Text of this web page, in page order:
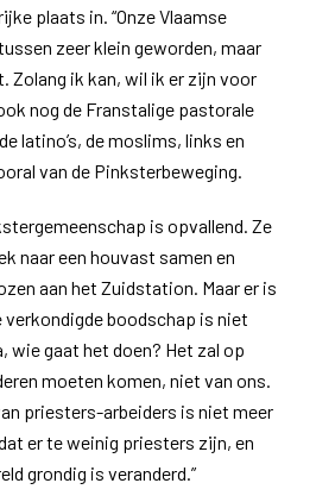
plaats in. “Onze Vlaamse
zeer klein geworden, maar
Zolang ik kan, wil ik er zijn voor
nog de Franstalige pastorale
latino’s, de moslims, links en
van de Pinksterbeweging.
is opvallend. Ze
naar een houvast samen en
aan het Zuidstation. Maar er is
verkondigde boodschap is niet
wie gaat het doen? Het zal op
moeten komen, niet van ons.
priesters-arbeiders is niet meer
er te weinig priesters zijn, en
grondig is veranderd.”